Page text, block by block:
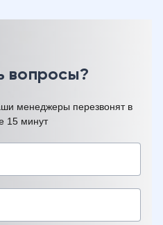
вопросы?
менеджеры перезвонят в
15 минут